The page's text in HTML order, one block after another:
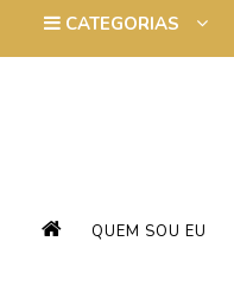
QUEM SOU EU